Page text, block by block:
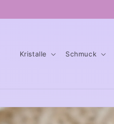
Kristalle Schmuck